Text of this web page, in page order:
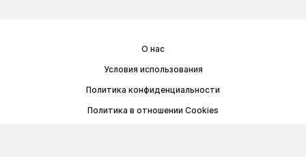
О нас
Условия использования
Политика конфиденциальности
Политика в отношении Cookies